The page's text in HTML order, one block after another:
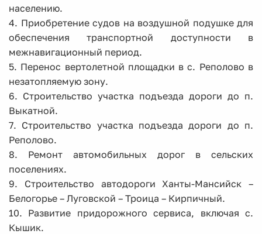
населению.
4. Приобретение судов на воздушной подушке для
обеспечения транспортной доступности в
межнавигационный период.
5. Перенос вертолетной площадки в с. Реполово в
незатопляемую зону.
6. Строительство участка подъезда дороги до п.
Выкатной.
7. Строительство участка подъезда дороги до п.
Реполово.
8. Ремонт автомобильных дорог в сельских
поселениях.
9. Строительство автодороги Ханты-Мансийск –
Белогорье – Луговской – Троица – Кирпичный.
10. Развитие придорожного сервиса, включая с.
Кышик.